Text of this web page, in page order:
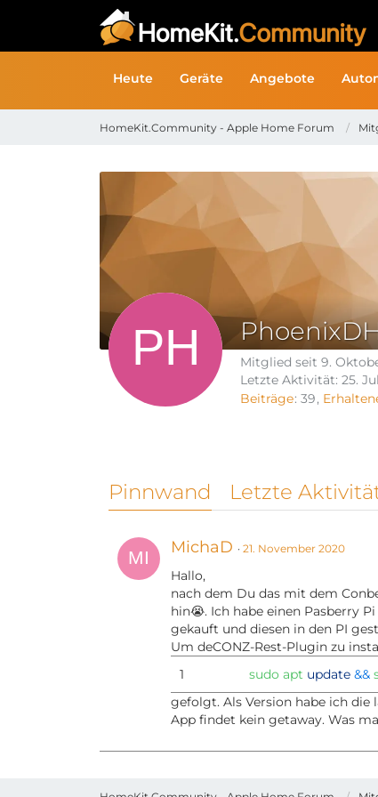
Heute Geräte Angebote
HomeKit.Community - Apple Home Forum
Mitglied seit 9.
Letzte Aktivität: 25.
Beiträge 39
Pinnwand Letzte
MichaD 21. November 2020
Hallo,
nach dem Du das mit dem
hin😭. Ich habe einen Pasberry
gekauft und diesen in den PI
Um deCONZ-Rest-Plugin zu
1
sudo apt update &&
gefolgt. Als Version habe ich
App findet kein getaway. Was